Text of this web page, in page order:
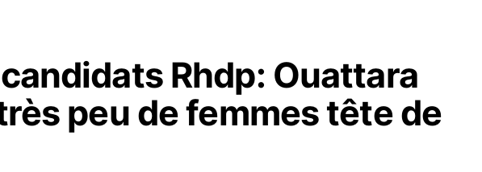
Rhdp: Ouattara
peu de femmes tête de